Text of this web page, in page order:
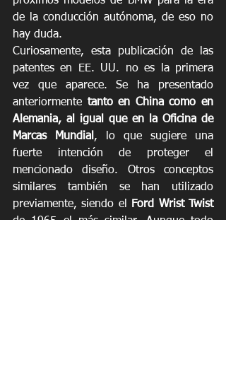
de la conducción autónoma, de eso no
hay duda.
Curiosamente, esta publicación de las
patentes en EE. UU. no es la primera
vez que aparece. Se ha presentado
anteriormente tanto en China como en
Alemania, al igual que en la Oficina de
Marcas Mundial , lo que sugiere una
fuerte intención de proteger el
mencionado diseño. Otros conceptos
similares también se han utilizado
previamente, siendo el
Ford Wrist Twist
de 1965 el más similar. Aunque todo